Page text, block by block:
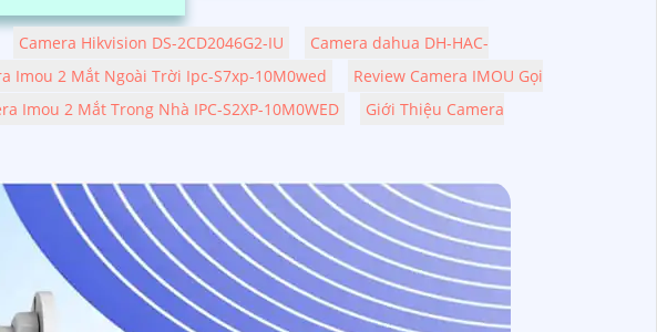
quả, đáng tin cậy
Camera Hikvision DS-2CD2046G2-IU
Camera dahua DH-HAC-
Imou 2 Mắt Ngoài Trời Ipc-S7xp-10M0wed
Review Camera IMOU Gọi
Imou 2 Mắt Trong Nhà IPC-S2XP-10M0WED
Giới Thiệu Camera